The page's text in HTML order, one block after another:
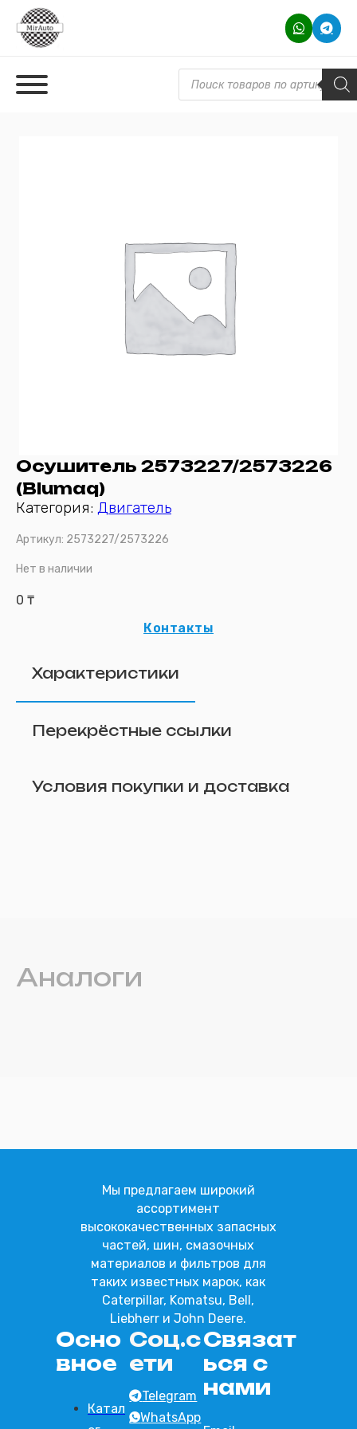
Поиск товаров
Осушитель 2573227/2573226
(Blumaq)
Категория: Двигатель
Артикул: 2573227/2573226
Нет в наличии
0 ₸
Контакты
Характеристики
Перекрёстные ссылки
Условия покупки и доставка
Аналоги
Мы предлагаем широкий
ассортимент
высококачественных запасных
частей, шин, смазочных
материалов и фильтров для
таких известных марок, как
Caterpillar, Komatsu, Bell,
Liebherr и John Deere.
Осно
вное
Катал
Соц.с
ети
Telegram
WhatsApp
Связат
ься с
нами